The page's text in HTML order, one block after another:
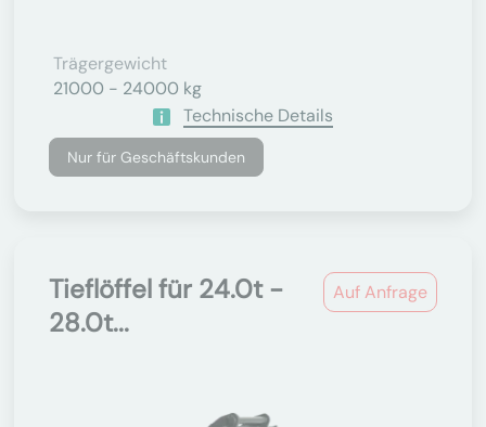
Trägergewicht
21000 - 24000 kg
Technische Details
Nur für Geschäftskunden
Auf Anfrage
Tieflöffel für 24.0t -
28.0t...